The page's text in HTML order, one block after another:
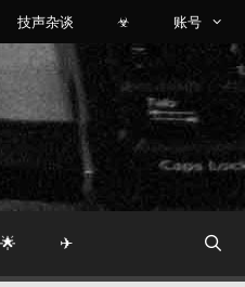
技声杂谈 ☣ 账号
🌟 ✈